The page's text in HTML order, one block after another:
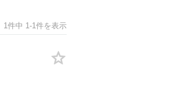
1件中 1-1件を表示